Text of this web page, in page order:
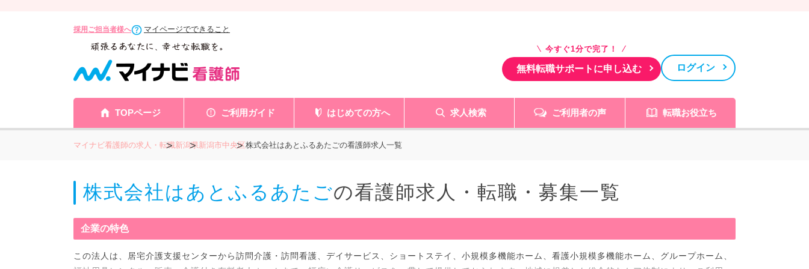
採用ご担当者様へ マイページでできること
今すぐ1分で完了！
無料転職サポートに申し込む ログイン
TOPページ ご利用ガイド はじめての方へ 求人検索 ご利用者の声 転職お役立ち
マイナビ看護師の求人・転職新潟県新潟市中央区株式会社はあとふるあたごの看護師求人一覧
株式会社はあとふるあたごの看護師求人・転職・募集一覧
企業の特色
この法人は、居宅介護支援センターから訪問介護・訪問看護、デイサービス、ショートステイ、小規模多機能ホーム、看護小規模多機能ホーム、グループホーム、